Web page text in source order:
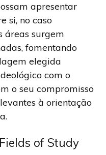
apresentar
si, no caso
áreas surgem
fomentando
elegida
com o
o seu compromisso
à orientação
of Study